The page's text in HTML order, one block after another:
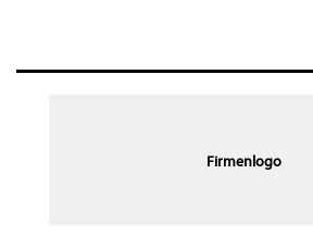
Firmenlogo